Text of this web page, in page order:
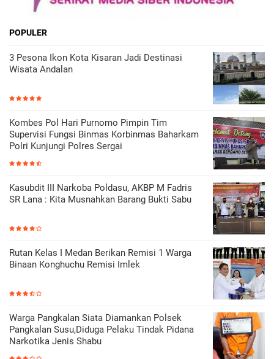
POPULER
3 Pesona Ikon Kota Kisaran Jadi Destinasi
Wisata Andalan
Kombes Pol Hari Purnomo Pimpin Tim
Supervisi Fungsi Binmas Korbinmas Baharkam
Polri Kunjungi Polres Sergai
Kasubdit III Narkoba Poldasu, AKBP M Fadris
SR Lana : Kita Musnahkan Barang Bukti Sabu
Rutan Kelas I Medan Berikan Remisi 1 Warga
Binaan Konghuchu Remisi Imlek
Warga Pangkalan Siata Diamankan Polsek
Pangkalan Susu,Diduga Pelaku Tindak Pidana
Narkotika Jenis Shabu